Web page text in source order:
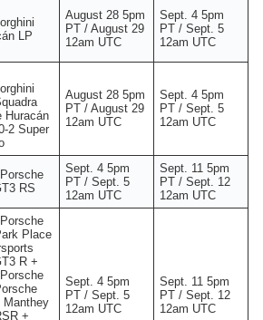
LP
August 28 5pm
PT / August 29
12am UTC
Sept. 4 5pm
PT / Sept. 5
12am UTC
Huracán
2 Super
August 28 5pm
PT / August 29
12am UTC
Sept. 4 5pm
PT / Sept. 5
12am UTC
RS
Sept. 4 5pm
PT / Sept. 5
12am UTC
Sept. 11 5pm
PT / Sept. 12
12am UTC
Place
R +
Manthey
+
Sept. 4 5pm
PT / Sept. 5
12am UTC
Sept. 11 5pm
PT / Sept. 12
12am UTC